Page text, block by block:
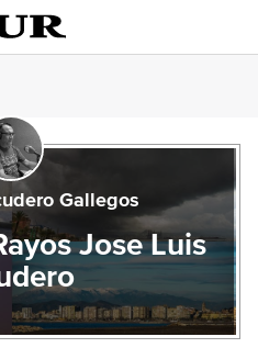
Gallegos
Jose Luis